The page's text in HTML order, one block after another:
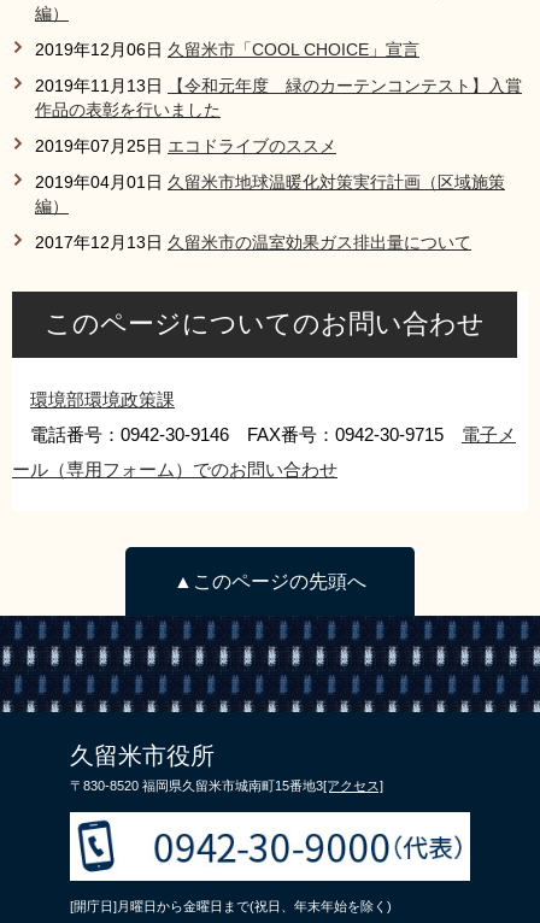
編）
2019年12月06日 久留米市「COOL CHOICE」宣言
2019年11月13日
【令和元年度 緑のカーテンコンテスト】入賞
作品の表彰を行いました
2019年07月25日 エコドライブのススメ
2019年04月01日 久留米市地球温暖化対策実行計画（区域施策
編）
2017年12月13日 久留米市の温室効果ガス排出量について
このページについてのお問い合わせ
環境部環境政策課
電話番号：0942-30-9146 FAX番号：0942-30-9715 電子メ
ール（専用フォーム）でのお問い合わせ
▲このページの先頭へ
久留米市役所
〒830-8520 福岡県久留米市城南町15番地3[アクセス]
[開庁日]月曜日から金曜日まで(祝日、年末年始を除く)